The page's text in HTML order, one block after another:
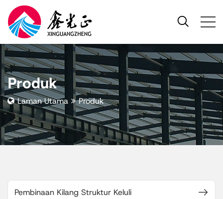
Produk
Laman Utama Produk
Pembinaan Kilang Struktur Keluli